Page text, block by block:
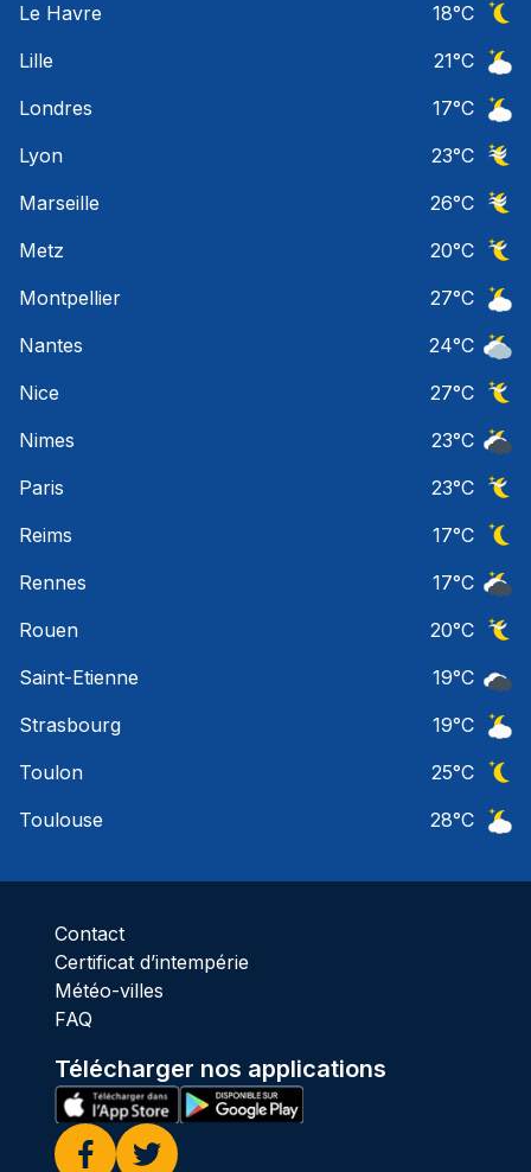
Le Havre
18°C
Lille
21°C
Londres
17°C
Lyon
23°C
Marseille
26°C
Metz
20°C
Montpellier
27°C
Nantes
24°C
Nice
27°C
Nimes
23°C
Paris
23°C
Reims
17°C
Rennes
17°C
Rouen
20°C
Saint-Etienne
19°C
Strasbourg
19°C
Toulon
25°C
Toulouse
28°C
Contact
Certificat d’intempérie
Météo-villes
FAQ
Télécharger nos applications